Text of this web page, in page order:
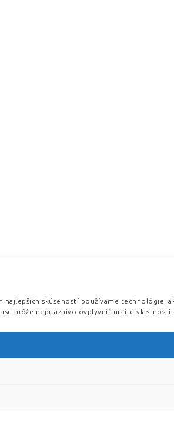
najlepších skúseností používame technológie,
môže nepriaznivo ovplyvniť určité vlastnosti